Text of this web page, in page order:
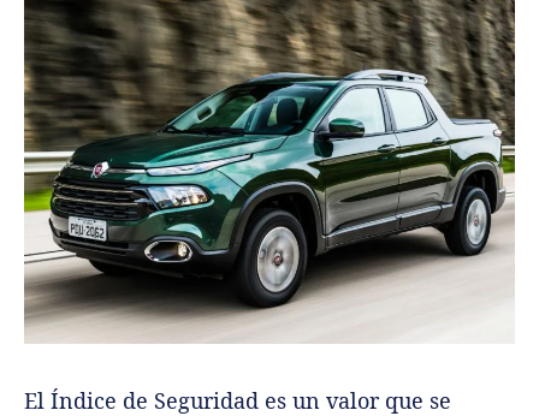
El Índice de Seguridad es un valor que se